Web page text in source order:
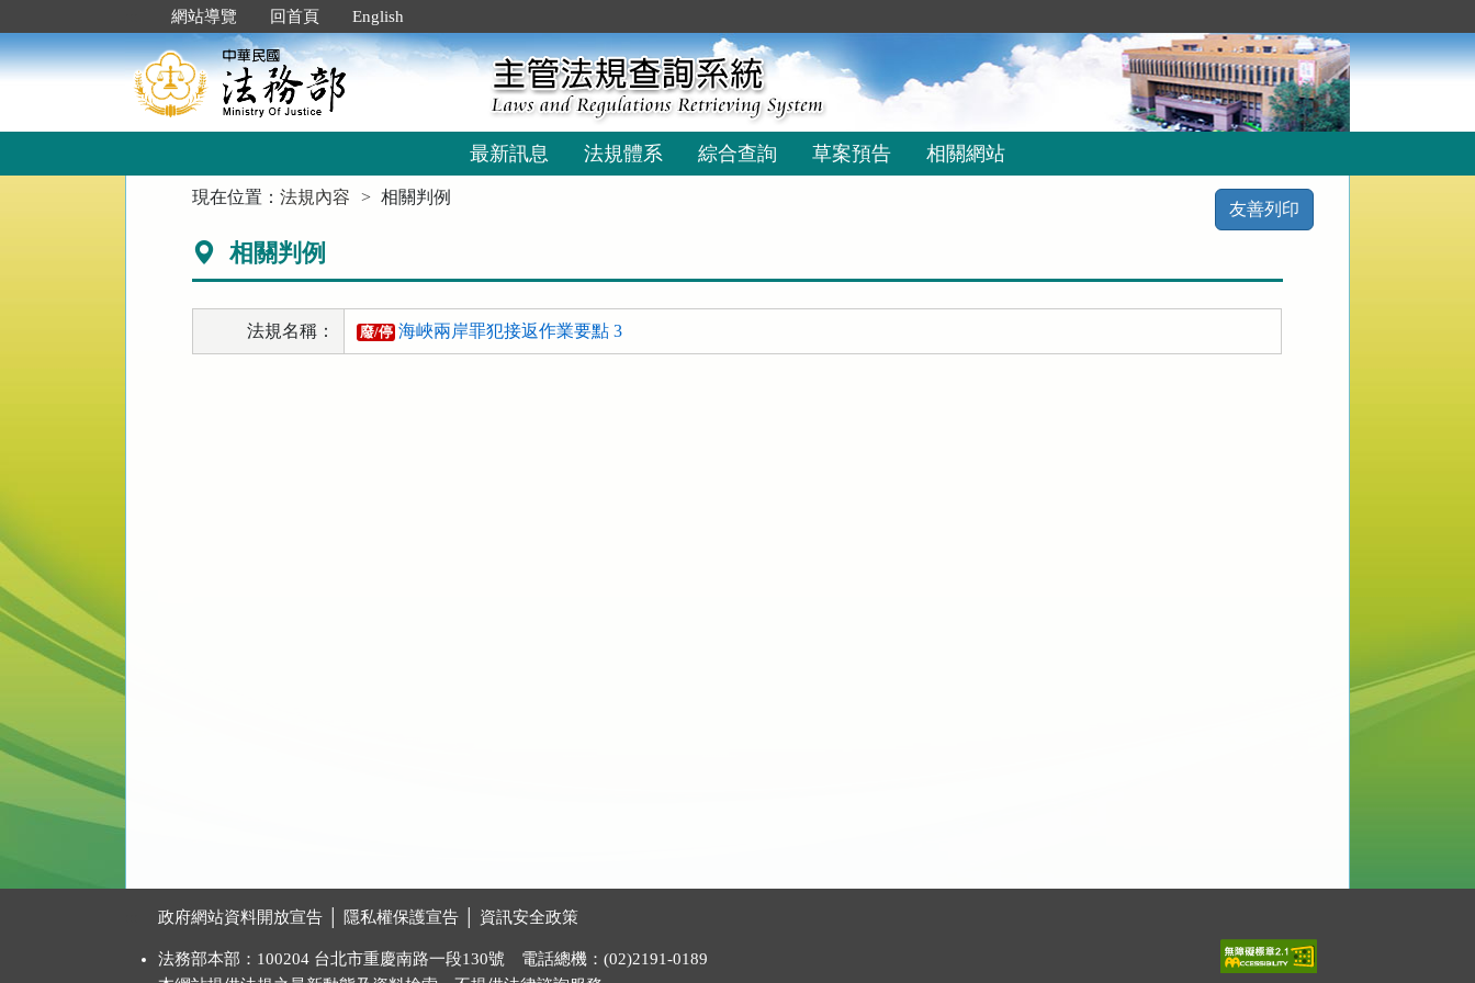
到
主
要
網站導覽 回首頁 English
最新訊息 法規體系 綜合查詢 草案預告 相關網站
現在位置：法規內容 相關判例
友善列印
相關判例
法規名稱： 廢/停 海峽兩岸罪犯接返作業要點 3
政府網站資料開放宣告 隱私權保護宣告 資訊安全政策
法務部本部：100204 台北市重慶南路一段130號 電話總機：(02)2191-0189